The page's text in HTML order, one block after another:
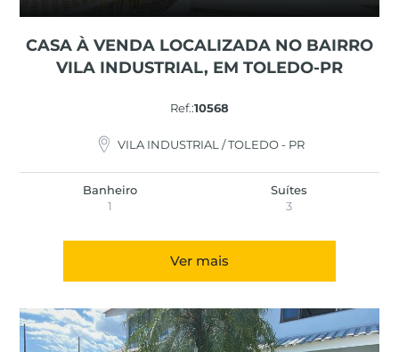
CASA À VENDA LOCALIZADA NO BAIRRO
VILA INDUSTRIAL, EM TOLEDO-PR
Ref.:10568
VILA INDUSTRIAL / TOLEDO - PR
Banheiro
1
Suítes
3
Ver mais